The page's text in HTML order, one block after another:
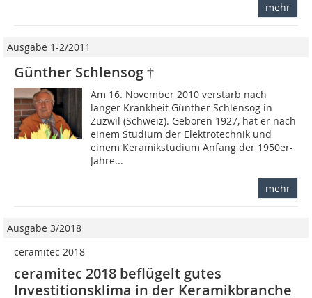
mehr
Ausgabe 1-2/2011
Günther Schlensog †
Am 16. November 2010 verstarb nach
langer Krankheit Günther Schlensog in
Zuzwil (Schweiz). Geboren 1927, hat er nach
einem Studium der Elektrotechnik und
einem Keramikstudium Anfang der 1950er-
Jahre...
mehr
Ausgabe 3/2018
ceramitec 2018
ceramitec 2018 beflügelt gutes
Investitionsklima in der Keramikbranche